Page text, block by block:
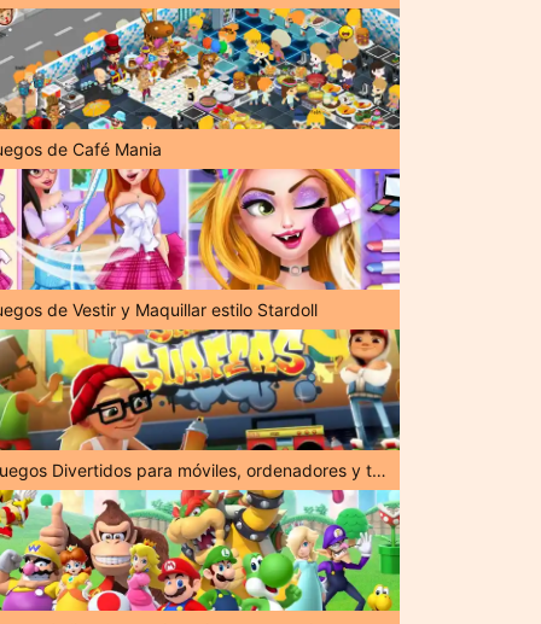
de Café Mania
de Vestir y Maquillar estilo Stardoll
¡Juegos Divertidos para móviles, ordenadores y tabletas!